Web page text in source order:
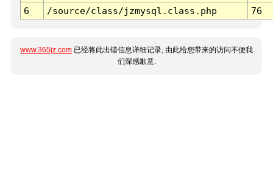
6
/source/class/jzmysql.class.php 76
www.365jz.com 已经将此出错信息详细记录, 由此给您带来的访问不便我
们深感歉意.